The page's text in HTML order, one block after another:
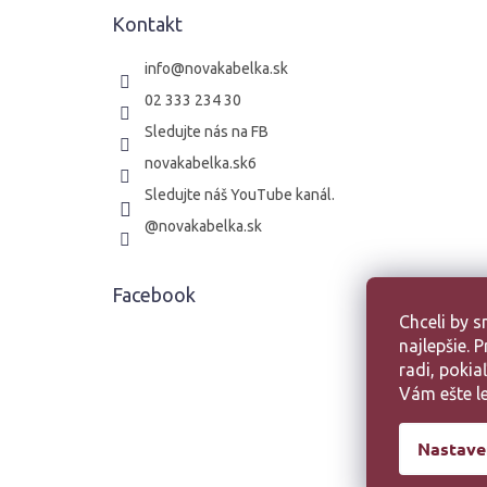
Chceli by
najlepšie.
radi,
Vám ešte
Kontakt
info@novakabelka.sk
02 333 234 30
Sledujte nás na FB
novakabelka.sk6
Sledujte náš YouTube kanál.
@novakabelka.sk
Facebook